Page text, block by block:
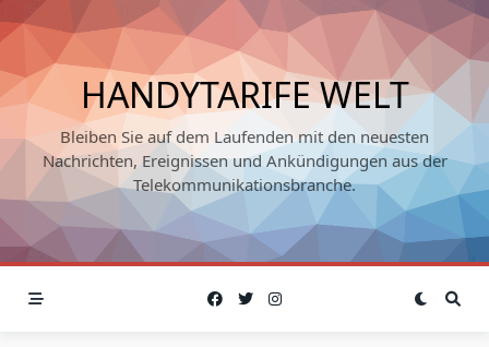
Skip
to
content
HANDYTARIFE WELT
Bleiben Sie auf dem Laufenden mit den neuesten
Nachrichten, Ereignissen und Ankündigungen aus der
Telekommunikationsbranche.